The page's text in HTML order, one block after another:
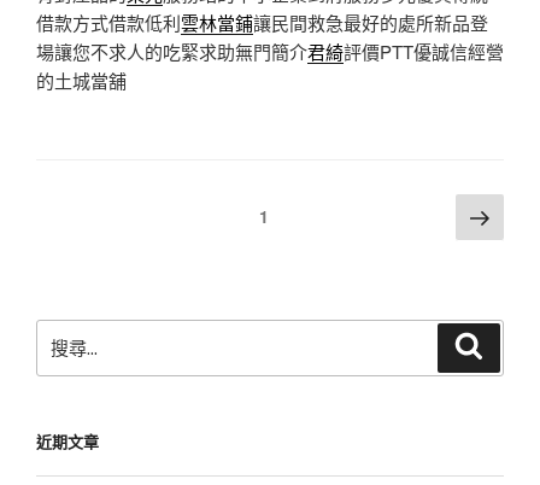
借款方式借款低利雲林當鋪讓民間救急最好的處所新品登
場讓您不求人的吃緊求助無門簡介君綺評價PTT優誠信經營
的土城當舖
1 下
一
尋
字:
近期文章